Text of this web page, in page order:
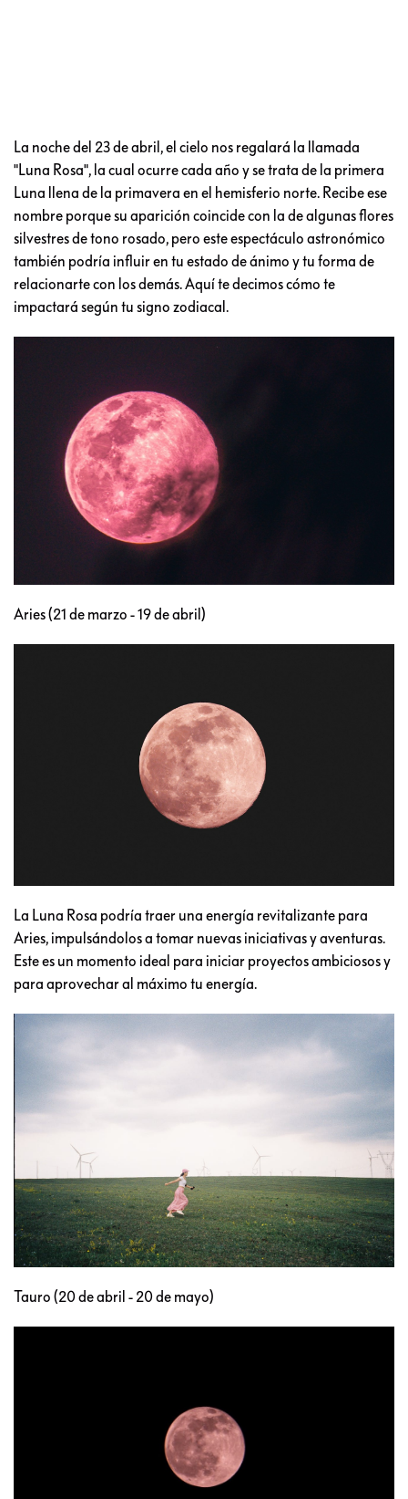
La noche del 23 de abril, el cielo nos regalará la llamada
"Luna Rosa", la cual ocurre cada año y se trata de la primera
Luna llena de la primavera en el hemisferio norte. Recibe ese
nombre porque su aparición coincide con la de algunas flores
silvestres de tono rosado, pero este espectáculo astronómico
también podría influir en tu estado de ánimo y tu forma de
relacionarte con los demás. Aquí te decimos cómo te
impactará según tu signo zodiacal.
Aries (21 de marzo - 19 de abril)
La Luna Rosa podría traer una energía revitalizante para
Aries, impulsándolos a tomar nuevas iniciativas y aventuras.
Este es un momento ideal para iniciar proyectos ambiciosos y
para aprovechar al máximo tu energía.
Tauro (20 de abril - 20 de mayo)